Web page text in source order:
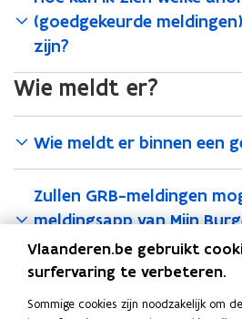
(goedgekeurde
zijn?
Wie meldt er?
Wie meldt er binnen een
Zullen GRB-meldingen
meldingsapp van Mijn
gemeenteapp?
Bijkomende vragen
Vlaanderen.be gebruikt
surfervaring te verbeteren.
Sommige cookies zijn noodzakelijk om